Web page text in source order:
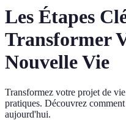
Les Étapes
Transformer
Nouvelle Vie
Transformez votre projet de
pratiques. Découvrez
aujourd'hui.